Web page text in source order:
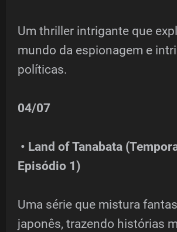
Um thriller intrigante que
mundo da espionagem e
políticas.
04/07
• Land of Tanabata
Episódio 1)
Uma série que mistura
japonês, trazendo histórias